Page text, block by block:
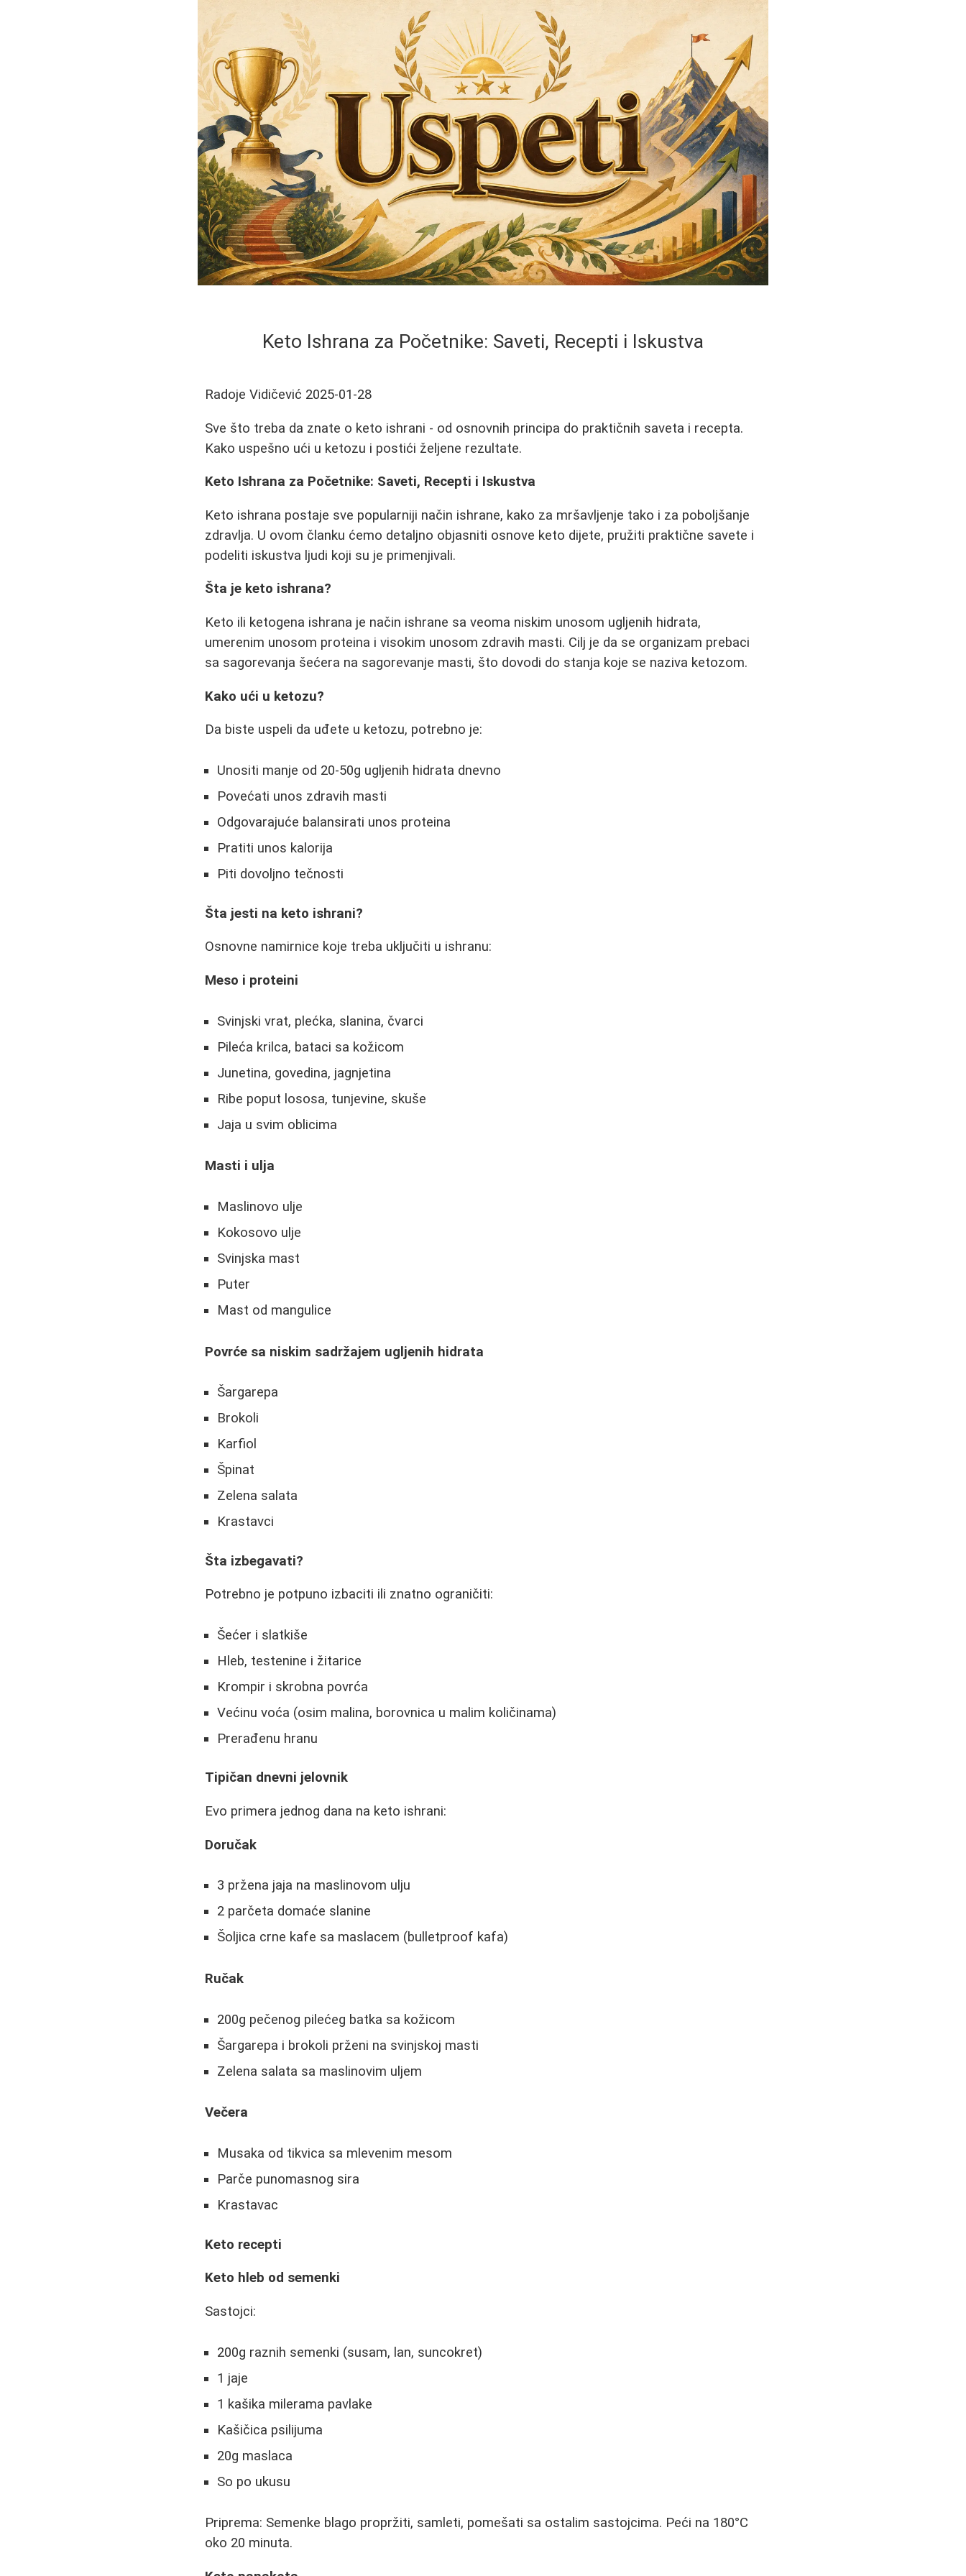
Keto Ishrana za Početnike: Saveti, Recepti i Iskustva
Radoje Vidičević 2025-01-28
Sve što treba da znate o keto ishrani - od osnovnih principa do praktičnih saveta i recepta.
Kako uspešno ući u ketozu i postići željene rezultate.
Keto Ishrana za Početnike: Saveti, Recepti i Iskustva
Keto ishrana postaje sve popularniji način ishrane, kako za mršavljenje tako i za poboljšanje
zdravlja. U ovom članku ćemo detaljno objasniti osnove keto dijete, pružiti praktične savete i
podeliti iskustva ljudi koji su je primenjivali.
Šta je keto ishrana?
Keto ili ketogena ishrana je način ishrane sa veoma niskim unosom ugljenih hidrata,
umerenim unosom proteina i visokim unosom zdravih masti. Cilj je da se organizam prebaci
sa sagorevanja šećera na sagorevanje masti, što dovodi do stanja koje se naziva ketozom.
Kako ući u ketozu?
Da biste uspeli da uđete u ketozu, potrebno je:
Unositi manje od 20-50g ugljenih hidrata dnevno
Povećati unos zdravih masti
Odgovarajuće balansirati unos proteina
Pratiti unos kalorija
Piti dovoljno tečnosti
Šta jesti na keto ishrani?
Osnovne namirnice koje treba uključiti u ishranu:
Meso i proteini
Svinjski vrat, plećka, slanina, čvarci
Pileća krilca, bataci sa kožicom
Junetina, govedina, jagnjetina
Ribe poput lososa, tunjevine, skuše
Jaja u svim oblicima
Masti i ulja
Maslinovo ulje
Kokosovo ulje
Svinjska mast
Puter
Mast od mangulice
Povrće sa niskim sadržajem ugljenih hidrata
Šargarepa
Brokoli
Karfiol
Špinat
Zelena salata
Krastavci
Šta izbegavati?
Potrebno je potpuno izbaciti ili znatno ograničiti:
Šećer i slatkiše
Hleb, testenine i žitarice
Krompir i skrobna povrća
Većinu voća (osim malina, borovnica u malim količinama)
Prerađenu hranu
Tipičan dnevni jelovnik
Evo primera jednog dana na keto ishrani:
Doručak
3 pržena jaja na maslinovom ulju
2 parčeta domaće slanine
Šoljica crne kafe sa maslacem (bulletproof kafa)
Ručak
200g pečenog pilećeg batka sa kožicom
Šargarepa i brokoli prženi na svinjskoj masti
Zelena salata sa maslinovim uljem
Večera
Musaka od tikvica sa mlevenim mesom
Parče punomasnog sira
Krastavac
Keto recepti
Keto hleb od semenki
Sastojci:
200g raznih semenki (susam, lan, suncokret)
1 jaje
1 kašika milerama pavlake
Kašičica psilijuma
20g maslaca
So po ukusu
Priprema: Semenke blago propržiti, samleti, pomešati sa ostalim sastojcima. Peći na 180°C
oko 20 minuta.